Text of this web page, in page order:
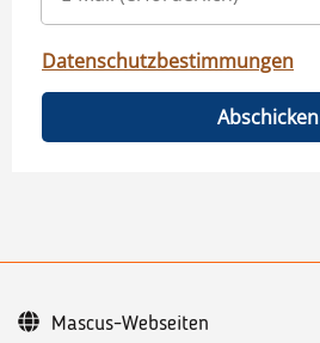
Datenschutzbestimmungen
Abschicken
Mascus-Webseiten